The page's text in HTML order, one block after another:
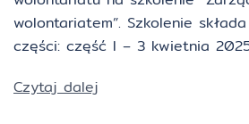
wolontariatem”. Szkolenie
części: część I – 3 kwietnia
Czytaj dalej